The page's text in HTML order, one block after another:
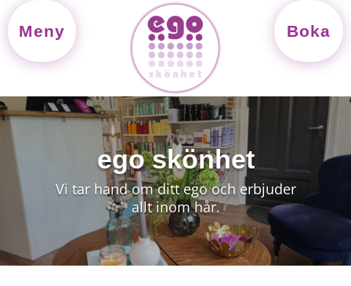
Meny Boka
e
m
ego skönhet
Vi tar hand om ditt ego och erbjuder
allt inom hår.